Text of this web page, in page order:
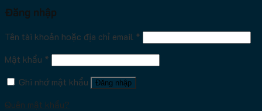
Đăng nhập
Tên tài khoản hoặc địa chỉ email *
Mật khẩu *
Ghi nhớ mật khẩu
Đăng nhập
Quên mật khẩu?